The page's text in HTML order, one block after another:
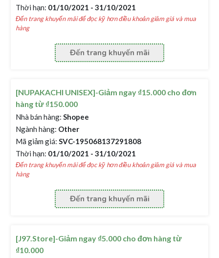
Thời hạn: 01/10/2021 - 31/10/2021
Đến trang khuyến mãi để đọc kỹ hơn điều khoản giảm giá và mua
hàng
Đến trang khuyến mãi
[NUPAKACHI UNISEX]-Giảm ngay ₫15.000 cho đơn
hàng từ ₫150.000
Nhà bán hàng: Shopee
Ngành hàng: Other
Mã giảm giá: SVC-195068137291808
Thời hạn: 01/10/2021 - 31/10/2021
Đến trang khuyến mãi để đọc kỹ hơn điều khoản giảm giá và mua
hàng
Đến trang khuyến mãi
[J97.Store]-Giảm ngay ₫5.000 cho đơn hàng từ
₫10.000